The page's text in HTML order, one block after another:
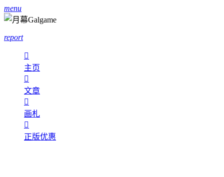
menu
report

主页

文章

画札

正版优惠